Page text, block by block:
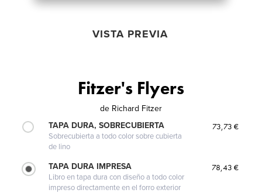
VISTA PREVIA
Fitzer's Flyers
de Richard Fitzer
TAPA DURA, SOBRECUBIERTA
Sobrecubierta a todo color sobre cubierta
de lino
73,73 €
TAPA DURA IMPRESA
Libro en tapa dura con diseño a todo color
impreso directamente en el forro exterior
78,43 €